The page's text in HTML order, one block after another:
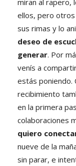
ellos, pero
sus rimas y lo
deseo de
generar. Por
venís a
estás poniendo.
recibimiento
en la primera
colaboraciones
quiero
nueve de la
sin parar, e